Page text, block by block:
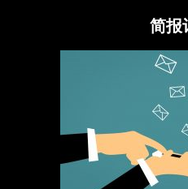
简报